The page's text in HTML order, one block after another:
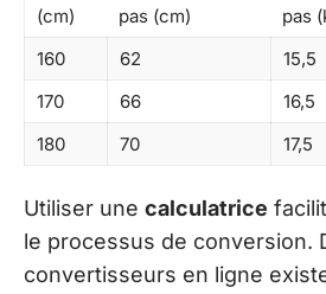
(cm)
pas (cm)
pas
160
62
15,5
170
66
16,5
180
70 17,5
Utiliser une calculatrice
le processus de conversion.
convertisseurs en ligne